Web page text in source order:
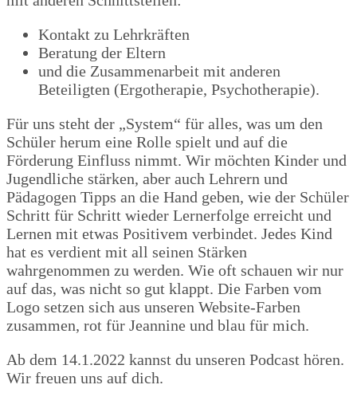
Kontakt zu Lehrkräften
Beratung der Eltern
und die Zusammenarbeit mit anderen
Beteiligten (Ergotherapie, Psychotherapie).
Für uns steht der „System“ für alles, was um den
Schüler herum eine Rolle spielt und auf die
Förderung Einfluss nimmt. Wir möchten Kinder und
Jugendliche stärken, aber auch Lehrern und
Pädagogen Tipps an die Hand geben, wie der Schüler
Schritt für Schritt wieder Lernerfolge erreicht und
Lernen mit etwas Positivem verbindet. Jedes Kind
hat es verdient mit all seinen Stärken
wahrgenommen zu werden. Wie oft schauen wir nur
auf das, was nicht so gut klappt. Die Farben vom
Logo setzen sich aus unseren Website-Farben
zusammen, rot für Jeannine und blau für mich.
Ab dem 14.1.2022 kannst du unseren Podcast hören.
Wir freuen uns auf dich.